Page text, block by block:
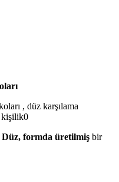
, düz karşılama
kişilik0
Düz, formda üretilmiş bir